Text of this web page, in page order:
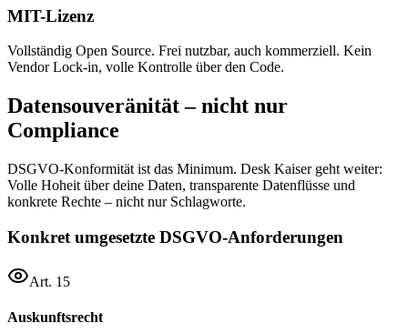
MIT-Lizenz
Vollständig Open Source. Frei nutzbar, auch kommerziell. Kein
Vendor Lock-in, volle Kontrolle über den Code.
Datensouveränität – nicht nur
Compliance
DSGVO-Konformität ist das Minimum. Desk Kaiser geht weiter:
Volle Hoheit über deine Daten, transparente Datenflüsse und
konkrete Rechte – nicht nur Schlagworte.
Konkret umgesetzte DSGVO-Anforderungen
Art. 15
Auskunftsrecht